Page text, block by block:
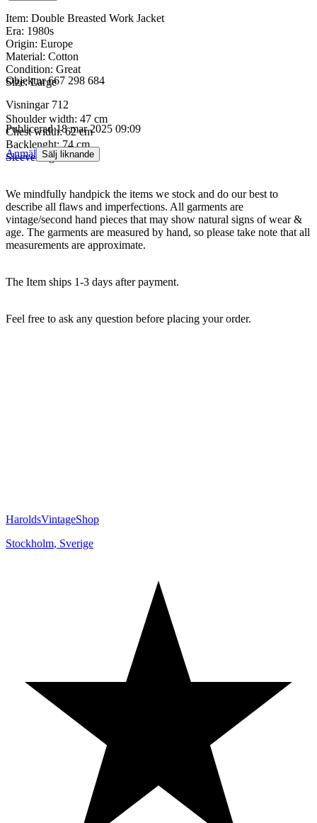
Item: Double Breasted Work Jacket
Era: 1980s
Origin: Europe
Material: Cotton
Condition: Great
Size: Large
Shoulder width: 47 cm
Chest width: 62 cm
Backlenght: 74 cm
Sleevelenght: 64 cm
We mindfully handpick the items we stock and do our best to
describe all flaws and imperfections. All garments are
vintage/second hand pieces that may show natural signs of wear &
age. The garments are measured by hand, so please take note that all
measurements are approximate.
The Item ships 1-3 days after payment.
Feel free to ask any question before placing your order.
Objektnr 667 298 684
Visningar 712
Publicerad 18 mar 2025 09:09
Anmäl Sälj liknande
HaroldsVintageShop
Stockholm, Sverige